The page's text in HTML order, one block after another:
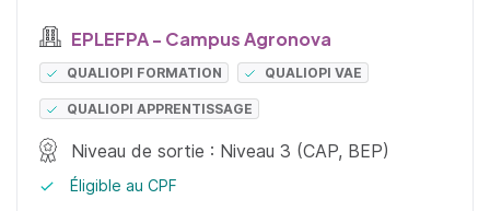
EPLEFPA - Campus Agronova
QUALIOPI FORMATION QUALIOPI VAE
QUALIOPI APPRENTISSAGE
Niveau de sortie : Niveau 3 (CAP, BEP)
Éligible au CPF